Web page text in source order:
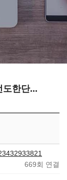
도한단...
669회 연결